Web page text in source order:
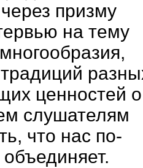
призму
на тему
ценностей
слушателям
что нас по-